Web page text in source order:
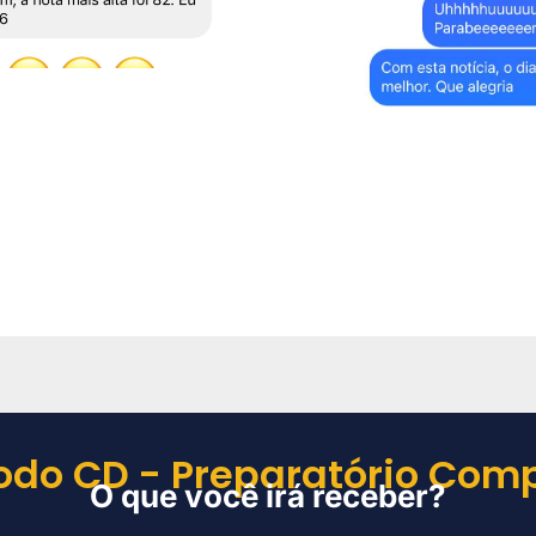
CD - Preparatório
O que você irá receber?